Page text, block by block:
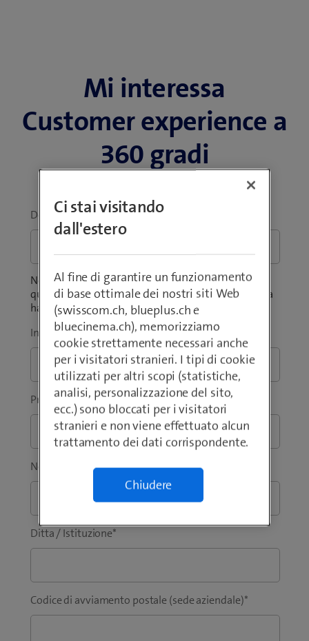
Mi interessa
Customer experience a
360 gradi
Domanda*
Non è sicuro della portata del prodotto? Si chiede
quanto costi l'offerta per la sua azienda? Ci dica cosa
ha in mente.
Indirizzo e-mail aziendale*
Prefisso* Telefono*
Nome Cognome
Ditta / Istituzione*
Codice di avviamento postale (sede aziendale)*
Ci stai visitando
dall'estero
Al fine di garantire un funzionamento
di base ottimale dei nostri siti Web
(swisscom.ch, blueplus.ch e
bluecinema.ch), memorizziamo
cookie strettamente necessari anche
per i visitatori stranieri. I tipi di cookie
utilizzati per altri scopi (statistiche,
analisi, personalizzazione del sito,
ecc.) sono bloccati per i visitatori
stranieri e non viene effettuato alcun
trattamento dei dati corrispondente.
Chiudere